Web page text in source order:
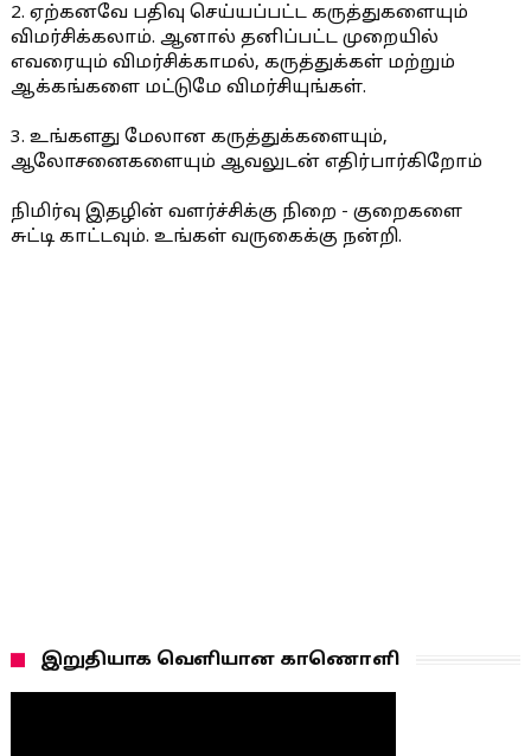
2. ஏற்கனவே பதிவு செய்யப்பட்ட கருத்துகளையும்
விமர்சிக்கலாம். ஆனால் தனிப்பட்ட முறையில்
எவரையும் விமர்சிக்காமல், கருத்துக்கள் மற்றும்
ஆக்கங்களை மட்டுமே விமர்சியுங்கள்.
3. உங்களது மேலான கருத்துக்களையும்,
ஆலோசனைகளையும் ஆவலுடன் எதிர்பார்கிறோம்
நிமிர்வு இதழின் வளர்ச்சிக்கு நிறை - குறைகளை
சுட்டி காட்டவும். உங்கள் வருகைக்கு நன்றி.
இறுதியாக வெளியான காணொளி